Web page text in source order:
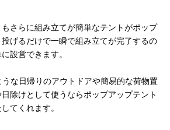
さらに組み立てが簡単なテントがポップ
げるだけで一瞬で組み立てが完了するの
設営できます。
な日帰りのアウトドアや簡易的な荷物置
除けとして使うならポップアップテント
てくれます。